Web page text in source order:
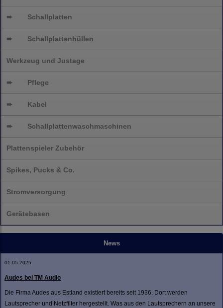
➨ Schallplatten
➨ Schallplattenhüllen
Werkzeug und Justage
➨ Pflege
➨ Kabel
➨ Schallplattenwaschmaschinen
Plattenspieler Zubehör
Spikes, Pucks & Co.
Stromversorgung
Gerätebasen
News
01.05.2025
Audes bei TM Audio
Die Firma Audes aus Estland existiert bereits seit 1936. Dort werden
Lautsprecher und Netzfilter hergestellt. Was aus den Lautsprechern an unsere